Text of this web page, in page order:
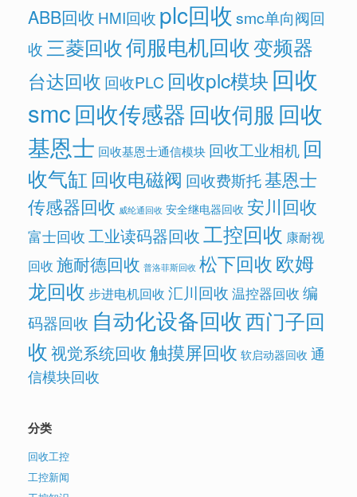
ABB回收 HMI回收 plc回收 smc单向阀回
收 三菱回收伺服电机回收变频器
台达回收 回收PLC 回收plc模块 回收
smc回收传感器回收伺服 回收
基恩士 回收基恩士通信模块 回收工业相机 回
收气缸 回收电磁阀 回收费斯托基恩士
传感器回收 威纶通回收 安全继电器回收 安川回收
富士回收工业读码器回收工控回收 康耐视
回收 施耐德回收 普洛菲斯回收 松下回收欧姆
龙回收 步进电机回收 汇川回收 温控器回收 编
码器回收 自动化设备回收西门子回
收视觉系统回收触摸屏回收 软启动器回收 通
信模块回收
分类
回收工控
工控新闻